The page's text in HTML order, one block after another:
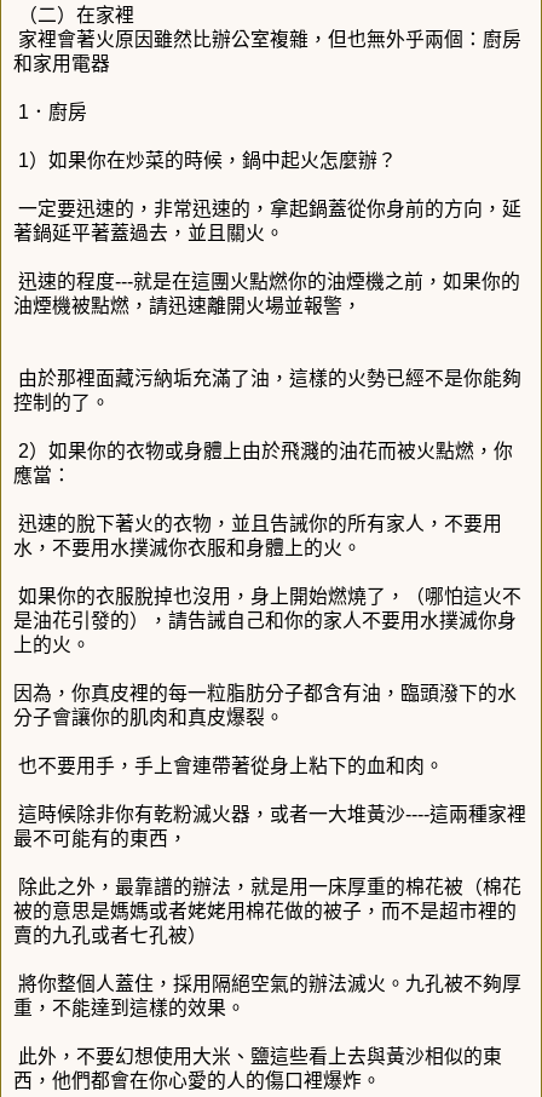
（二）在家裡
家裡會著火原因雖然比辦公室複雜，但也無外乎兩個：廚房
和家用電器
1．廚房
1）如果你在炒菜的時候，鍋中起火怎麼辦？
一定要迅速的，非常迅速的，拿起鍋蓋從你身前的方向，延
著鍋延平著蓋過去，並且關火。
迅速的程度---就是在這團火點燃你的油煙機之前，如果你的
油煙機被點燃，請迅速離開火場並報警，
由於那裡面藏污納垢充滿了油，這樣的火勢已經不是你能夠
控制的了。
2）如果你的衣物或身體上由於飛濺的油花而被火點燃，你
應當：
迅速的脫下著火的衣物，並且告誡你的所有家人，不要用
水，不要用水撲滅你衣服和身體上的火。
如果你的衣服脫掉也沒用，身上開始燃燒了，（哪怕這火不
是油花引發的），請告誡自己和你的家人不要用水撲滅你身
上的火。
因為，你真皮裡的每一粒脂肪分子都含有油，臨頭潑下的水
分子會讓你的肌肉和真皮爆裂。
也不要用手，手上會連帶著從身上粘下的血和肉。
這時候除非你有乾粉滅火器，或者一大堆黃沙----這兩種家裡
最不可能有的東西，
除此之外，最靠譜的辦法，就是用一床厚重的棉花被（棉花
被的意思是媽媽或者姥姥用棉花做的被子，而不是超市裡的
賣的九孔或者七孔被）
將你整個人蓋住，採用隔絕空氣的辦法滅火。九孔被不夠厚
重，不能達到這樣的效果。
此外，不要幻想使用大米、鹽這些看上去與黃沙相似的東
西，他們都會在你心愛的人的傷口裡爆炸。